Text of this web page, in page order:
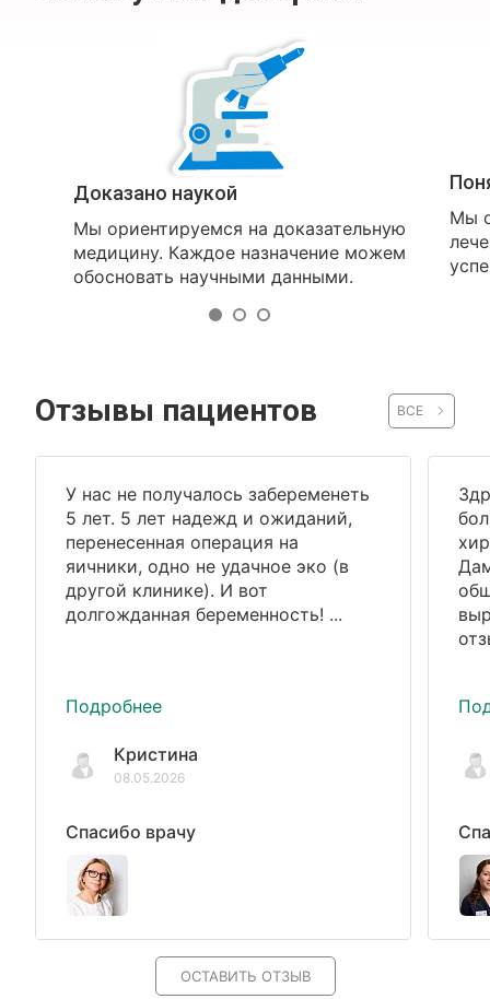
Доказано наукой
Мы ориентируемся на доказательную
медицину. Каждое назначение можем
обосновать научными данными.
Мы
Отзывы пациентов ВСЕ
У нас не получалось забеременеть
5 лет. 5 лет надежд и ожиданий,
перенесенная операция на
яичники, одно не удачное эко (в
другой клинике). И вот
долгожданная беременность! ...
Подробнее
Кристина
08.05.2026
Спасибо врачу
ОСТАВИТЬ ОТЗЫВ